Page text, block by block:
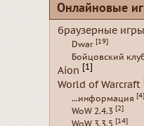
Онлайновые
браузерные игры
Dwar [19]
Бойцовский
Aion [1]
World of Warcraft
...информация [4]
WoW 2.4.3 [2]
WoW 3.3.5 [14]